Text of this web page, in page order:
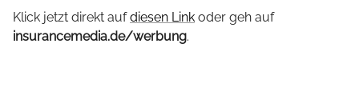
Klick jetzt direkt aufdiesen Link oder geh auf
insurancemedia.de/werbung.